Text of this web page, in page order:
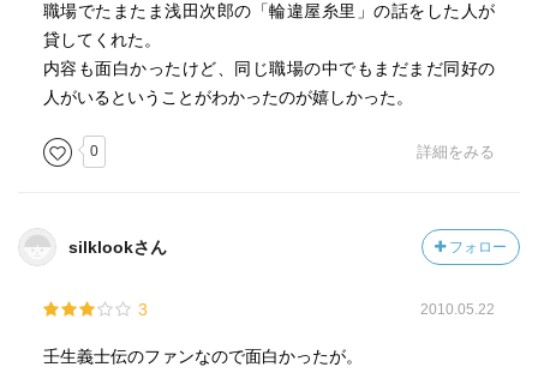
職場でたまたま浅田次郎の「輪違屋糸里」の話をした人が
貸してくれた。
内容も面白かったけど、同じ職場の中でもまだまだ同好の
人がいるということがわかったのが嬉しかった。
0 詳細をみる
silklookさん フォロー
3 2010.05.22
壬生義士伝のファンなので面白かったが。